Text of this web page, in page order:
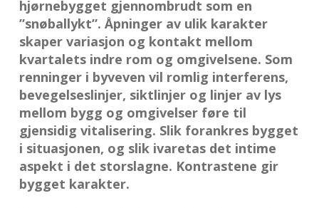
hjørnebygget gjennombrudt som en
”snøballykt”. Åpninger av ulik karakter
skaper variasjon og kontakt mellom
kvartalets indre rom og omgivelsene. Som
renninger i byveven vil romlig interferens,
bevegelseslinjer, siktlinjer og linjer av lys
mellom bygg og omgivelser føre til
gjensidig vitalisering. Slik forankres bygget
i situasjonen, og slik ivaretas det intime
aspekt i det storslagne. Kontrastene gir
bygget karakter.